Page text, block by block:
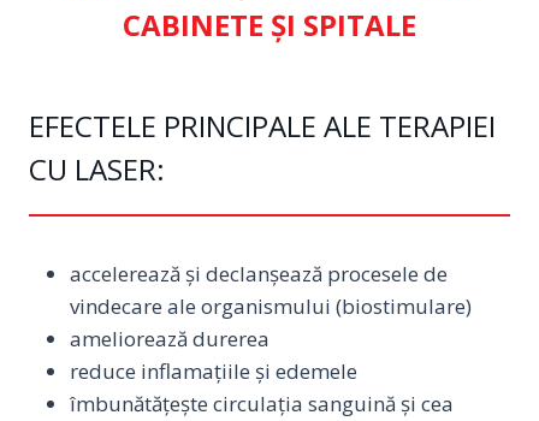
CABINETE ȘI SPITALE
EFECTELE PRINCIPALE ALE TERAPIEI
CU LASER:
accelerează și declanșează procesele de
vindecare ale organismului (biostimulare)
ameliorează durerea
reduce inflamațiile și edemele
îmbunătățește circulația sanguină și cea